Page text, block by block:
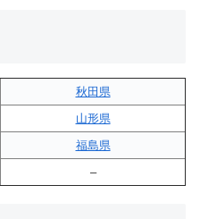
秋田県
山形県
福島県
–